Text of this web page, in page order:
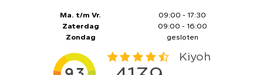
Ma. t/m Vr.
Zaterdag
Zondag
09:00 - 17:30
09:00 - 16:00
gesloten